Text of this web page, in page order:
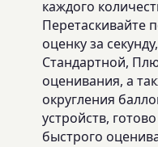
каждого
Перетаскивайте
оценку за
Стандартной,
оценивания, а
округления
устройств,
быстрого